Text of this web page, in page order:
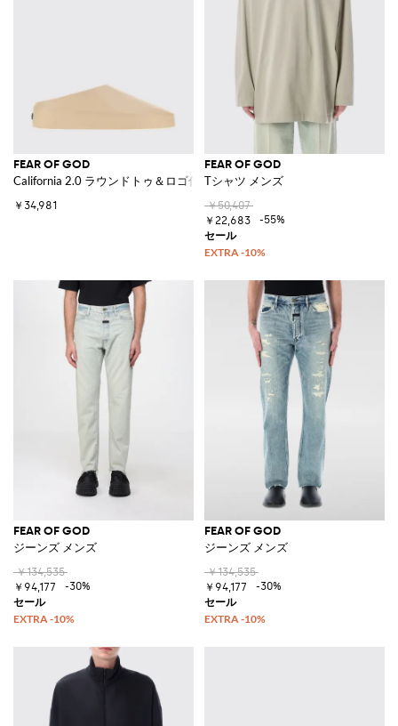
FEAR OF GOD
California 2.0 ラウンドトゥ＆ロゴ付きEVAクロッグ
￥34,981
FEAR OF GOD
Tシャツ メンズ
￥50,407
￥22,683
-55%
FEAR OF GOD
ジーンズ メンズ
￥134,535
￥94,177
-30%
FEAR OF GOD
ジーンズ メンズ
￥134,535
￥94,177
-30%